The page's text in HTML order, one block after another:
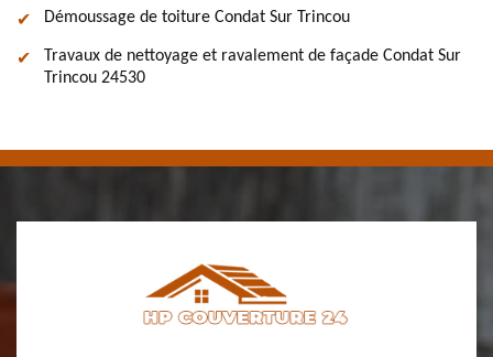
Démoussage de toiture Condat Sur Trincou
Travaux de nettoyage et ravalement de façade Condat Sur
Trincou 24530